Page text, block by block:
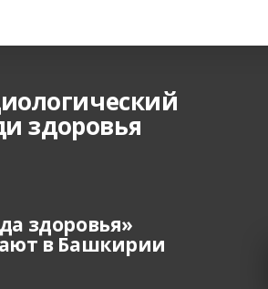
здоровья
здоровья»
в Башкирии